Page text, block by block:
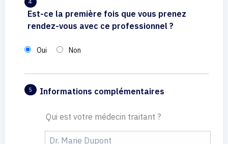
4
Est-ce la première fois que vous prenez
rendez-vous avec ce professionnel ?
Oui Non
5 Informations complémentaires
Qui est votre médecin traitant ?